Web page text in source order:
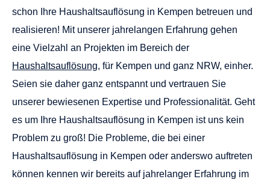
schon Ihre Haushaltsauflösung in Kempen betreuen und
realisieren! Mit unserer jahrelangen Erfahrung gehen
eine Vielzahl an Projekten im Bereich der
Haushaltsauflösung, für Kempen und ganz NRW, einher.
Seien sie daher ganz entspannt und vertrauen Sie
unserer bewiesenen Expertise und Professionalität. Geht
es um Ihre Haushaltsauflösung in Kempen ist uns kein
Problem zu groß! Die Probleme, die bei einer
Haushaltsauflösung in Kempen oder anderswo auftreten
können kennen wir bereits auf jahrelanger Erfahrung im